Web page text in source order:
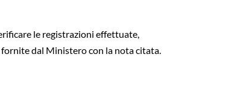
le registrazioni effettuate,
dal Ministero con la nota citata.